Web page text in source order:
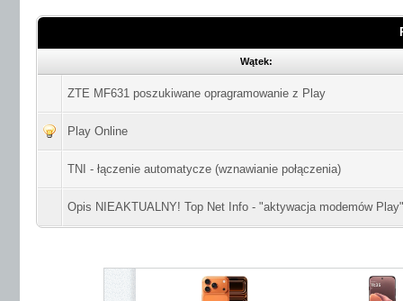
Wątek:
ZTE MF631 poszukiwane opragramowanie z Play
Play Online
TNI - łączenie automatycze (wznawianie połączenia)
Opis NIEAKTUALNY! Top Net Info - "aktywacja modemów Play"